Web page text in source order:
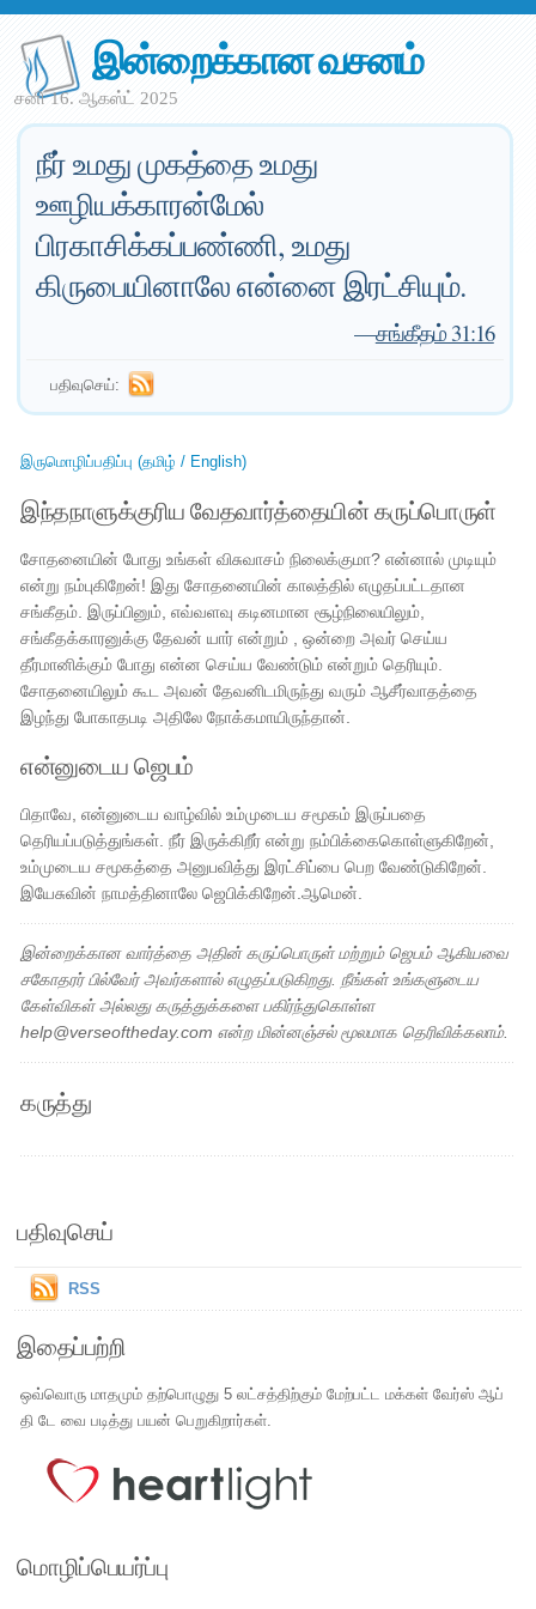
இன்றைக்கான வசனம்
சனி 16. ஆகஸ்ட் 2025
நீர் உமது முகத்தை உமது
ஊழியக்காரன்மேல்
பிரகாசிக்கப்பண்ணி, உமது
கிருபையினாலே என்னை இரட்சியும்.
—சங்கீதம் 31:16
பதிவுசெய்:
இருமொழிப்பதிப்பு (தமிழ் / English)
இந்தநாளுக்குரிய வேதவார்த்தையின் கருப்பொருள்
சோதனையின் போது உங்கள் விசுவாசம் நிலைக்குமா? என்னால் முடியும்
என்று நம்புகிறேன்! இது சோதனையின் காலத்தில் எழுதப்பட்டதான
சங்கீதம். இருப்பினும், எவ்வளவு கடினமான சூழ்நிலையிலும்,
சங்கீதக்காரனுக்கு தேவன் யார் என்றும் , ஒன்றை அவர் செய்ய
தீர்மானிக்கும் போது என்ன செய்ய வேண்டும் என்றும் தெரியும்.
சோதனையிலும் கூட அவன் தேவனிடமிருந்து வரும் ஆசீர்வாதத்தை
இழந்து போகாதபடி அதிலே நோக்கமாயிருந்தான்.
என்னுடைய ஜெபம்
பிதாவே, என்னுடைய வாழ்வில் உம்முடைய சமூகம் இருப்பதை
தெரியப்படுத்துங்கள். நீர் இருக்கிறீர் என்று நம்பிக்கைகொள்ளுகிறேன்,
உம்முடைய சமூகத்தை அனுபவித்து இரட்சிப்பை பெற வேண்டுகிறேன்.
இயேசுவின் நாமத்தினாலே ஜெபிக்கிறேன்.ஆமென்.
இன்றைக்கான வார்த்தை அதின் கருப்பொருள் மற்றும் ஜெபம் ஆகியவை
சகோதரர் பில்வேர் அவர்களால் எழுதப்படுகிறது. நீங்கள் உங்களுடைய
கேள்விகள் அல்லது கருத்துக்களை பகிர்ந்துகொள்ள
help@verseoftheday.com என்ற மின்னஞ்சல் மூலமாக தெரிவிக்கலாம்.
கருத்து
பதிவுசெய்
RSS
இதைப்பற்றி
ஒவ்வொரு மாதமும் தற்பொழுது 5 லட்சத்திற்கும் மேற்பட்ட மக்கள் வேர்ஸ் ஆப்
தி டே வை படித்து பயன் பெறுகிறார்கள்.
மொழிப்பெயர்ப்பு